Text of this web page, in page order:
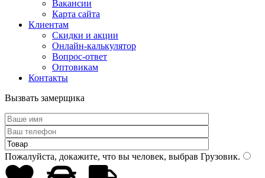
Вакансии
Карта сайта
Клиентам
Скидки и акции
Онлайн-калькулятор
Вопрос-ответ
Оптовикам
Контакты
Вызвать замерщика
Пожалуйста, докажите, что вы человек, выбрав Грузовик.